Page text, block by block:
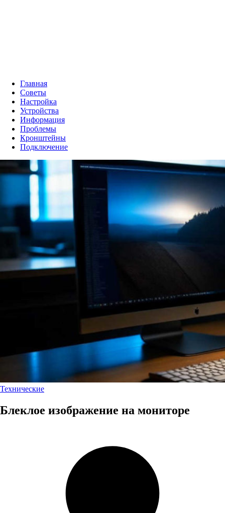
Главная
Советы
Настройка
Устройства
Информация
Проблемы
Кронштейны
Подключение
Технические
Блеклое изображение на мониторе